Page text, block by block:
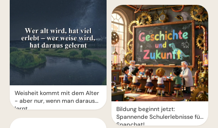
Weisheit kommt mit dem Alter
- aber nur, wenn man daraus
lernt
Bildung beginnt jetzt:
Spannende Schulerlebnisse für
Snapchat!